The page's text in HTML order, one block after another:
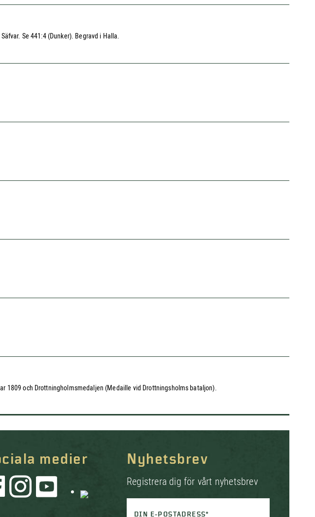
Se 441:4 (Dunker). Begravd i Halla.
1809 och Drottningholmsmedaljen (Medaille vid Drottningsholms bataljon).
medier Nyhetsbrev
Registrera dig för vårt nyhetsbrev
DIN E-POSTADRESS*